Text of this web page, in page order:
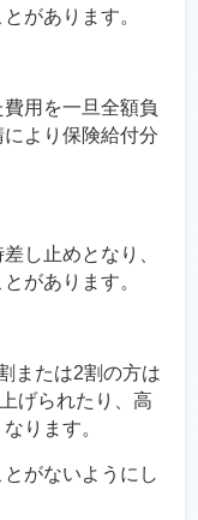
があります。
用を一旦全額負
より保険給付分
し止めとなり、
があります。
または2割の方は
げられたり、高
ります。
がないようにし